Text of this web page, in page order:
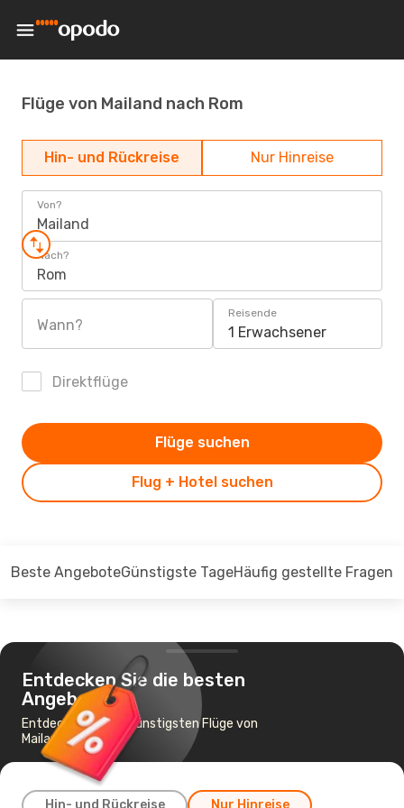
Flüge von Mailand nach Rom
Hin- und Rückreise Nur Hinreise
Von?
Mailand
Nach?
Rom
Wann?
Reisende
1 Erwachsener
Direktflüge
Flug + Hotel suchen
Flüge suchen
Beste AngeboteGünstigste TageHäufig gestellte Fragen
Entdecken Sie die besten
Angebote
Entdecken Sie die günstigsten Flüge von
Mailand nach Rom
Hin- und Rückreise Nur Hinreise